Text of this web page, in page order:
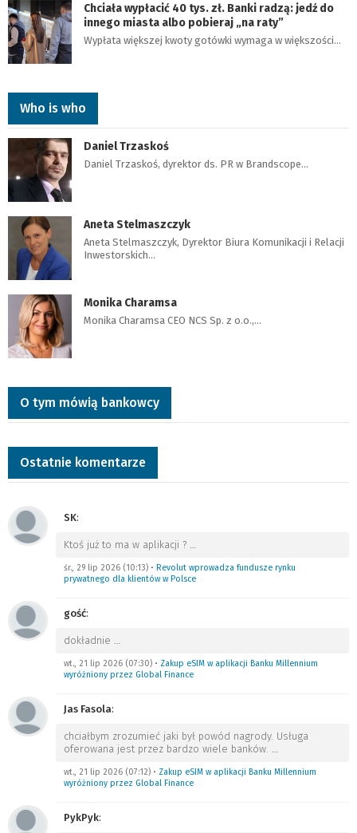
Chciała wypłacić 40 tys. zł. Banki radzą: jedź do
innego miasta albo pobieraj „na raty”
Wypłata większej kwoty gotówki wymaga w większości…
Who is who
Daniel Trzaskoś
Daniel Trzaskoś, dyrektor ds. PR w Brandscope…
Aneta Stelmaszczyk
Aneta Stelmaszczyk, Dyrektor Biura Komunikacji i Relacji
Inwestorskich…
Monika Charamsa
Monika Charamsa CEO NCS Sp. z o.o.,…
O tym mówią bankowcy
Ostatnie komentarze
SK:
Ktoś już to ma w aplikacji ? …
śr., 29 lip 2026 (10:13) • Revolut wprowadza fundusze rynku
prywatnego dla klientów w Polsce
gość:
dokładnie …
wt., 21 lip 2026 (07:30) • Zakup eSIM w aplikacji Banku Millennium
wyróżniony przez Global Finance
Jas Fasola:
chciałbym zrozumieć jaki był powód nagrody. Usługa
oferowana jest przez bardzo wiele banków. …
wt., 21 lip 2026 (07:12) • Zakup eSIM w aplikacji Banku Millennium
wyróżniony przez Global Finance
PykPyk: